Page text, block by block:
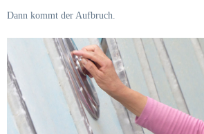
Dann kommt der Aufbruch.